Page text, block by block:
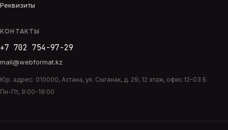
Реквизиты
КОНТАКТЫ
+7 702 754-97-29
mail@webformat.kz
Юр. адрес: 010000, Астана, ул. Сыганак, д. 29, 12 этаж, офис 12-03 Б
Пн-Пт, 9:00-19:00